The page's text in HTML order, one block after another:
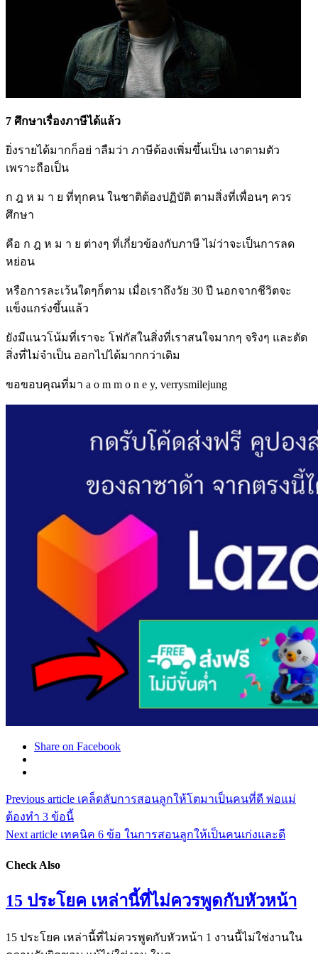
7 ศึกษาเรื่องภาษีได้แล้ว
ยิ่งรายได้มากก็อย่ าลืมว่า ภาษีต้องเพิ่มขึ้นเป็น เงาตามตัว
เพราะถือเป็น
ก ฎ ห ม า ย ที่ทุกคน ในชาติต้องปฏิบัติ ตามสิ่งที่เพื่อนๆ ควร
ศึกษา
คือ ก ฎ ห ม า ย ต่างๆ ที่เกี่ยวข้องกับภาษี ไม่ว่าจะเป็นการลด
หย่อน
หรือการละเว้นใดๆก็ตาม เมื่อเราถึงวัย 30 ปี นอกจากชีวิตจะ
แข็งแกร่งขึ้นแล้ว
ยังมีแนวโน้มที่เราจะ โฟกัสในสิ่งที่เราสนใจมากๆ จริงๆ และตัด
สิ่งที่ไม่จำเป็น ออกไปได้มากกว่าเดิม
ขอขอบคุณที่มา a o m m o n e y, verrysmilejung
Share on Facebook
Previous article เคล็ดลับการสอนลูกให้โตมาเป็นคนที่ดี พ่อแม่
ต้องทำ 3 ข้อนี้
Next article เทคนิค 6 ข้อ ในการสอนลูกให้เป็นคนเก่งและดี
Check Also
15 ประโยค เหล่านี้ที่ไม่ควรพูดกับหัวหน้า
15 ประโยค เหล่านี้ที่ไม่ควรพูดกับหัวหน้า 1 งานนี้ไม่ใช่งานใน